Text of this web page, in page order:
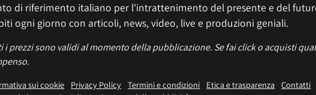
di riferimento italiano per l'intrattenimento del presente e del
ogni giorno con articoli, news, video, live e produzioni geniali.
i prezzi sono validi al momento della pubblicazione. Se fai click o acquisti
sui cookie Privacy Policy Termini e condizioni Etica e trasparenza Contatti